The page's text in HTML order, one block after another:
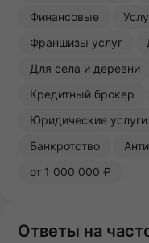
Финансовые
Франшизы услуг
Для села и деревни
Кредитный брокер
Юридические услуги
Банкротство
от 1 000 000 ₽
Ответы на